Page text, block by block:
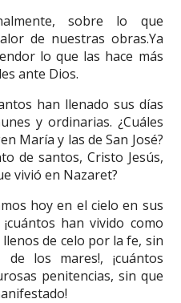
sobre lo que
de nuestras obras.Ya
lo que las hace más
ante Dios.
han llenado sus días
y ordinarias. ¿Cuáles
María y las de San José?
de santos, Cristo Jesús,
vivió en Nazaret?
hoy en el cielo en sus
han vivido como
de celo por la fe, sin
los mares!, ¡cuántos
penitencias, sin que